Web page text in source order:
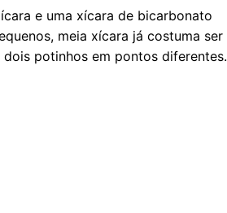
e uma xícara de bicarbonato
meia xícara já costuma ser
potinhos em pontos diferentes.